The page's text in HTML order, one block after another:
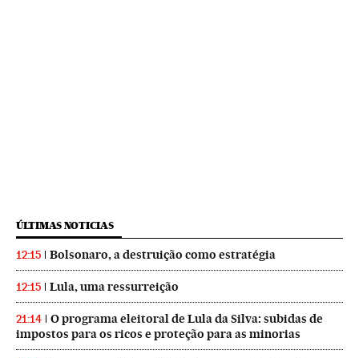
ÚLTIMAS NOTICIAS
12:15 Bolsonaro, a destruição como estratégia
12:15 Lula, uma ressurreição
21:14
O programa eleitoral de Lula da Silva: subidas de
impostos para os ricos e proteção para as minorias